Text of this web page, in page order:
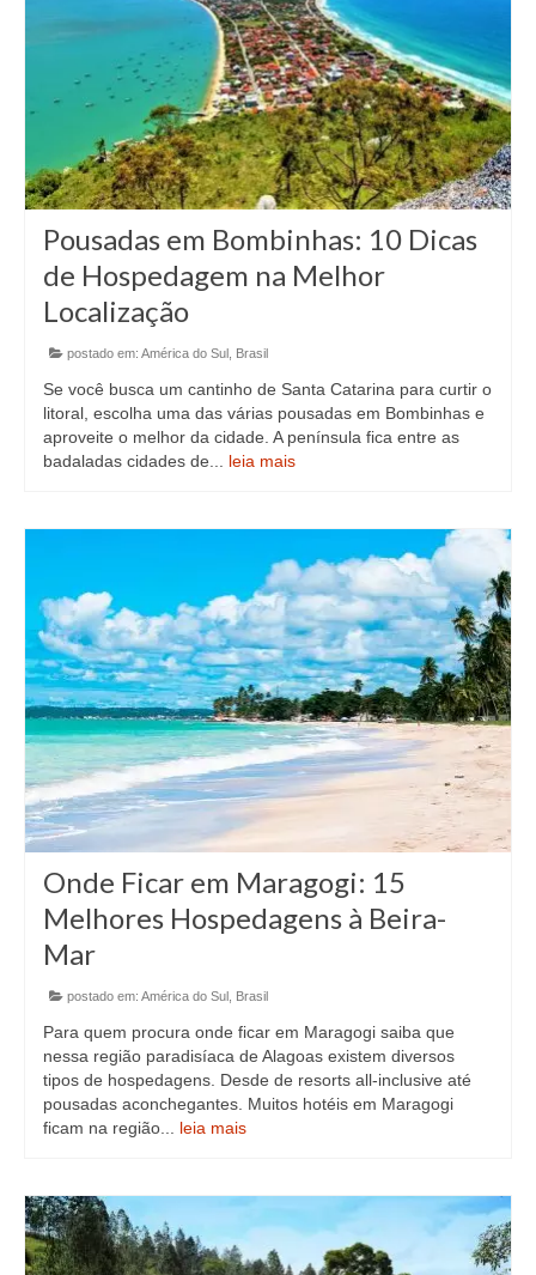
Pousadas em Bombinhas: 10 Dicas
de Hospedagem na Melhor
Localização
postado em: América do Sul Brasil
Se você busca um cantinho de Santa Catarina para curtir o
litoral, escolha uma das várias pousadas em Bombinhas e
aproveite o melhor da cidade. A península fica entre as
badaladas cidades de... leia mais
Onde Ficar em Maragogi: 15
Melhores Hospedagens à Beira-
Mar
postado em: América do Sul Brasil
Para quem procura onde ficar em Maragogi saiba que
nessa região paradisíaca de Alagoas existem diversos
tipos de hospedagens. Desde de resorts all-inclusive até
pousadas aconchegantes. Muitos hotéis em Maragogi
ficam na região... leia mais